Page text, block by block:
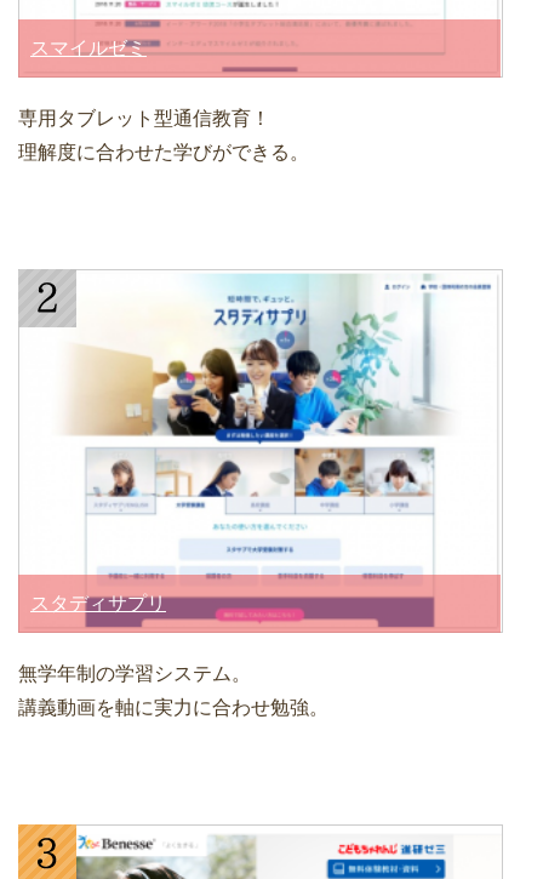
スマイルゼミ
専用タブレット型通信教育！
理解度に合わせた学びができる。
スタディサプリ
無学年制の学習システム。
講義動画を軸に実力に合わせ勉強。